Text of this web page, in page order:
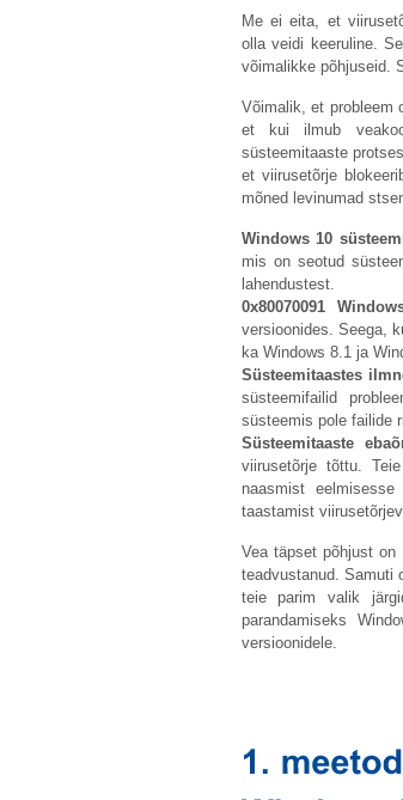
Me ei eita, et
olla veidi keeruline.
võimalikke põhjuseid.
Võimalik, et probleem
et kui ilmub
süsteemitaaste
et viirusetõrje
mõned levinumad
Windows 10
mis on seotud
lahendustest.
0x80070091
versioonides. Seega,
ka Windows 8.1 ja
Süsteemitaastes
süsteemifailid
süsteemis pole failide
Süsteemitaaste
viirusetõrje tõttu.
naasmist
taastamist
Vea täpset põhjust
teadvustanud. Samuti
teie parim valik
parandamiseks
versioonidele.